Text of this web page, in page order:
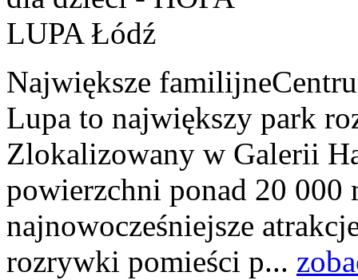
Największe
Lupa to największy park
Zlokalizowany w Galerii
powierzchni ponad 20 000
najnowocześniejsze
rozrywki pomieści p...